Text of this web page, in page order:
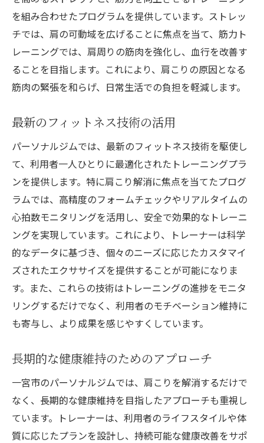
を組み合わせたプログラムを提供しています。ストレッ
チでは、肩の可動域を広げることに焦点を当て、筋力ト
レーニングでは、肩周りの筋肉を強化し、血行を改善す
ることを目指します。これにより、肩こりの原因となる
筋肉の緊張を和らげ、日常生活での負担を軽減します。
最新のフィットネス技術の活用
パーソナルジムでは、最新のフィットネス技術を駆使し
て、利用者一人ひとりに最適化されたトレーニングプラ
ンを提供します。特に肩こり解消に焦点を当てたプログ
ラムでは、高精度のフォームチェックやリアルタイムの
心拍数モニタリングを活用し、安全で効果的なトレーニ
ングを実現しています。これにより、トレーナーは科学
的なデータに基づき、個々のニーズに応じたカスタマイ
ズされたエクササイズを提供することが可能になりま
す。また、これらの技術はトレーニングの進捗をモニタ
リングするだけでなく、利用者のモチベーション維持に
も寄与し、より成果を感じやすくしています。
長期的な健康維持のためのアプローチ
一宮市のパーソナルジムでは、肩こりを解消するだけで
なく、長期的な健康維持を目指したアプローチも重視し
ています。トレーナーは、利用者のライフスタイルや体
質に応じたプランを設計し、持続可能な健康改善をサポ